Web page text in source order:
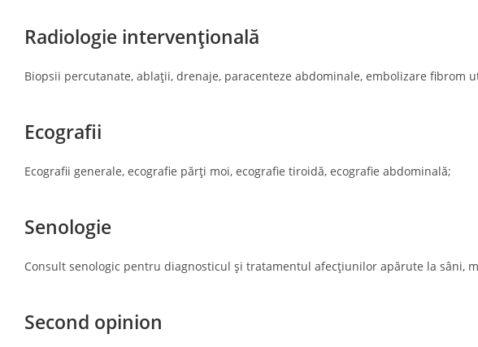
Radiologie intervențională
Biopsii percutanate, ablații, drenaje, paracenteze abdominale, embolizare fibrom
Ecografii
Ecografii generale, ecografie părți moi, ecografie tiroidă, ecografie abdominală;
Senologie
Consult senologic pentru diagnosticul și tratamentul afecțiunilor apărute la sâni,
Second opinion